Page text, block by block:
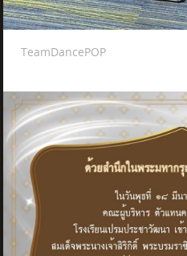
TeamDancePOP